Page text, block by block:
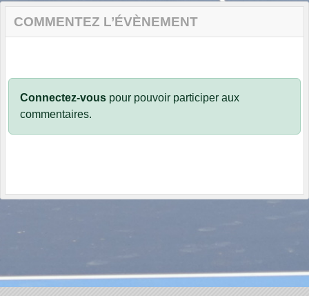
COMMENTEZ L’ÉVÈNEMENT
Connectez-vous pour pouvoir participer aux
commentaires.